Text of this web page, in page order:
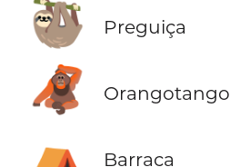
🦥 Preguiça
🦧 Orangotango
Barraca